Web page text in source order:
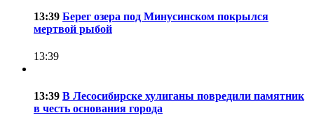
13:39 Берег озера под Минусинском покрылся
мертвой рыбой
13:39
13:39 В Лесосибирске хулиганы повредили памятник
в честь основания города